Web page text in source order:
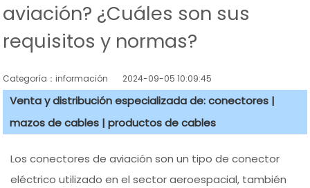
aviación? ¿Cuáles son sus
requisitos y normas?
Categoría：información 2024-09-05 10:09:45
Venta y distribución especializada de: conectores |
mazos de cables | productos de cables
Los conectores de aviación son un tipo de conector
eléctrico utilizado en el sector aeroespacial, también